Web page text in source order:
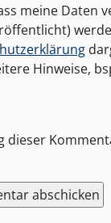
meine Daten
Hinweise,
dieser